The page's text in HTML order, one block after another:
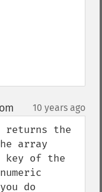
10 years ago
returns the
array
key of the
do